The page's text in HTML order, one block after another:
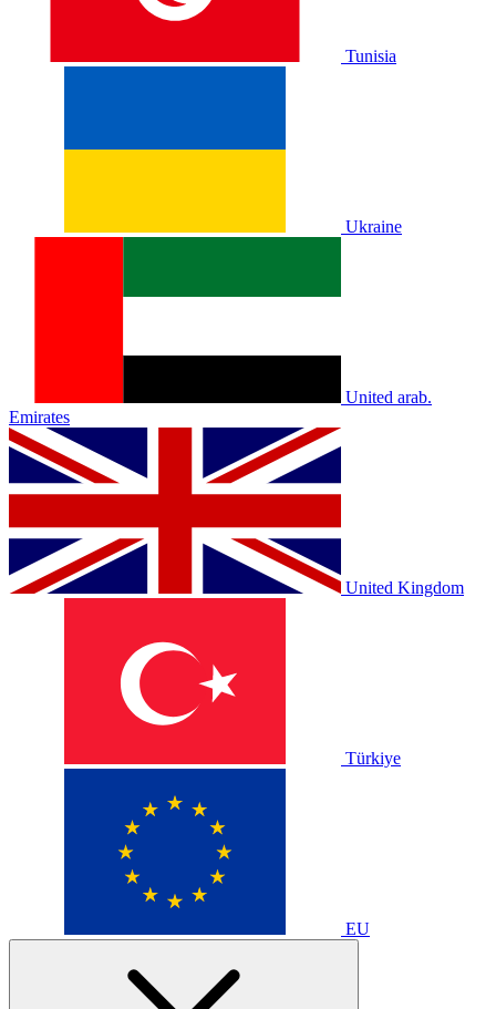
Tunisia
Ukraine
United arab.
Emirates
United Kingdom
Türkiye
EU